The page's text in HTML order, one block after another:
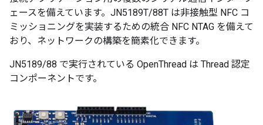
ェースを備えています。JN5189T/88T は非接触型 NFC コ
ミッショニングを実装するための統合 NFC NTAG を備えて
おり、ネットワークの構築を簡素化できます。
JN5189/88 で実行されている OpenThread は Thread 認定
コンポーネントです。